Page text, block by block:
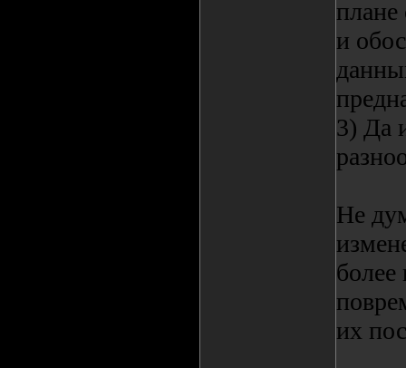
плане
и
3) Да
Не
более
их